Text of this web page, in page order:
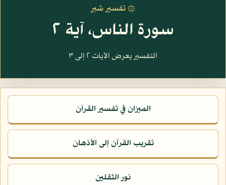
۞ تفسير شبر
سورة الناس، آية ٢
التفسير يعرض الآيات ٢ إلى ٣
الميزان في تفسير القرآن
تقريب القرآن إلى الأذهان
نور الثقلين